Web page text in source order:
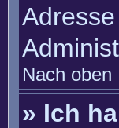
Nach oben
» Ich